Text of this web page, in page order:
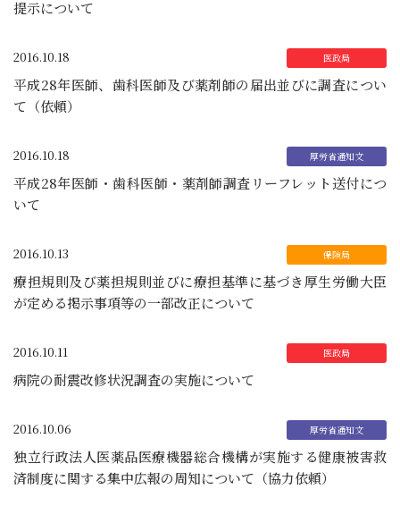
提示について
2016.10.18
平成28年医師、歯科医師及び薬剤師の届出並びに調査につい
て（依頼）
2016.10.18
平成28年医師・歯科医師・薬剤師調査リーフレット送付につ
いて
2016.10.13
療担規則及び薬担規則並びに療担基準に基づき厚生労働大臣
が定める掲示事項等の一部改正について
2016.10.11
病院の耐震改修状況調査の実施について
2016.10.06
独立行政法人医薬品医療機器総合機構が実施する健康被害救
済制度に関する集中広報の周知について（協力依頼）